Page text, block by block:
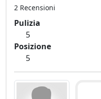
2 Recensioni
Pulizia
5
Posizione
5